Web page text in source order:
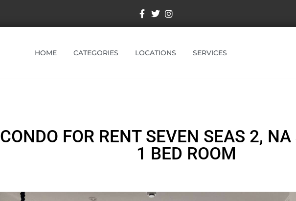
HOME CATEGORIES LOCATIONS SERVICES
CONDO FOR RENT SEVEN SEAS 2,
1 BED ROOM